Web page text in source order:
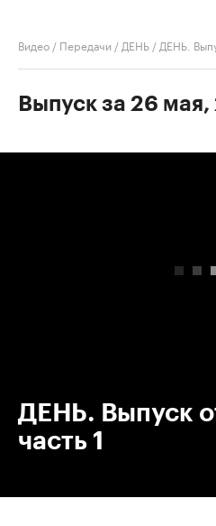
Видео / Передачи / ДЕНЬ / ДЕНЬ.
Выпуск за 26
ДЕНЬ. Выпуск
часть 1